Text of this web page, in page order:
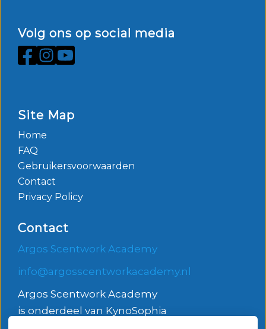
Volg ons op social media
Site Map
Home
FAQ
Gebruikersvoorwaarden
Contact
Privacy Policy
Contact
Argos Scentwork Academy
info@argosscentworkacademy.nl
Argos Scentwork Academy
is onderdeel van KynoSophia